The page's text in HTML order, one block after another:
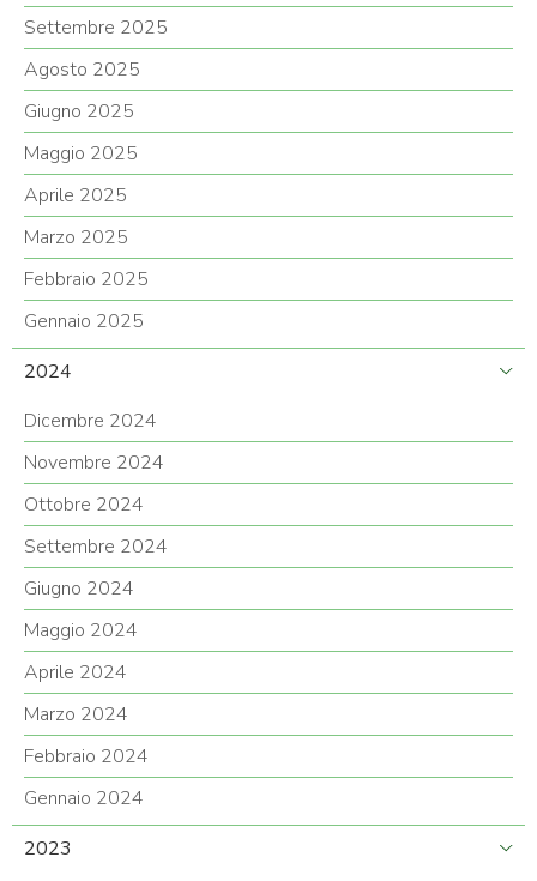
Settembre 2025
Agosto 2025
Giugno 2025
Maggio 2025
Aprile 2025
Marzo 2025
Febbraio 2025
Gennaio 2025
2024
Dicembre 2024
Novembre 2024
Ottobre 2024
Settembre 2024
Giugno 2024
Maggio 2024
Aprile 2024
Marzo 2024
Febbraio 2024
Gennaio 2024
2023